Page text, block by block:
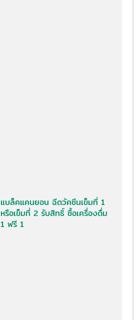
แบล็คแคนยอน ฉีดวัคซีนเข็มที่ 1
หรือเข็มที่ 2 รับสิทธิ์ ซื้อเครื่องดื่ม
1 ฟรี 1